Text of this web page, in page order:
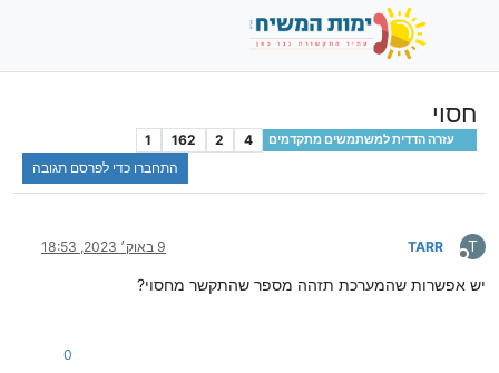
חסוי
עזרה הדדית למשתמשים מתקדמים 4
2
162
1
התחברו כדי לפרסם תגובה
T
מנותק
TARR 9 באוק׳ 2023, 18:53
יש אפשרות שהמערכת תזהה מספר שהתקשר מחסוי?
0